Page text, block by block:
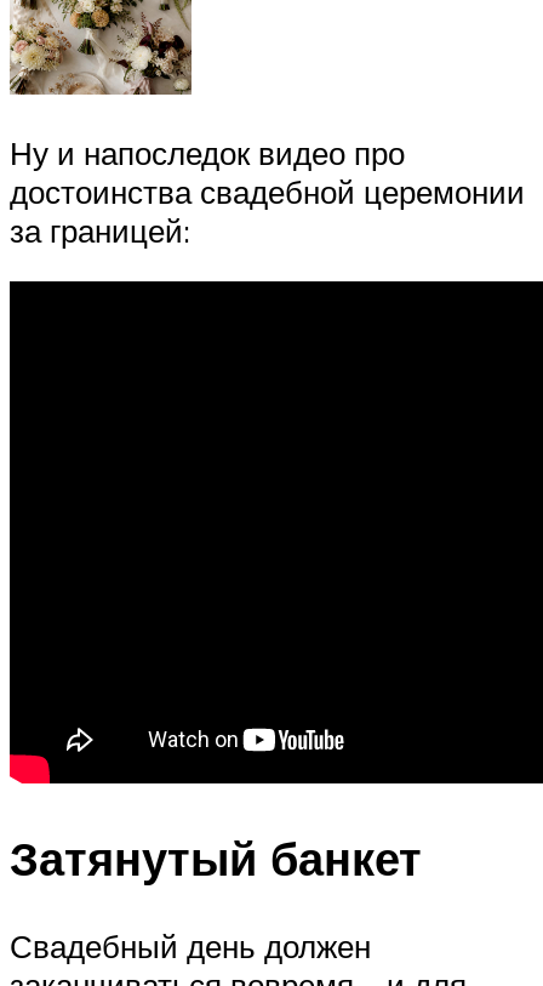
Ну и напоследок видео про
достоинства свадебной церемонии
за границей:
Затянутый банкет
Свадебный день должен